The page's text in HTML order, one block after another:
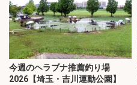
今週のヘラブナ推薦釣り場
2026【埼玉・吉川運動公園】